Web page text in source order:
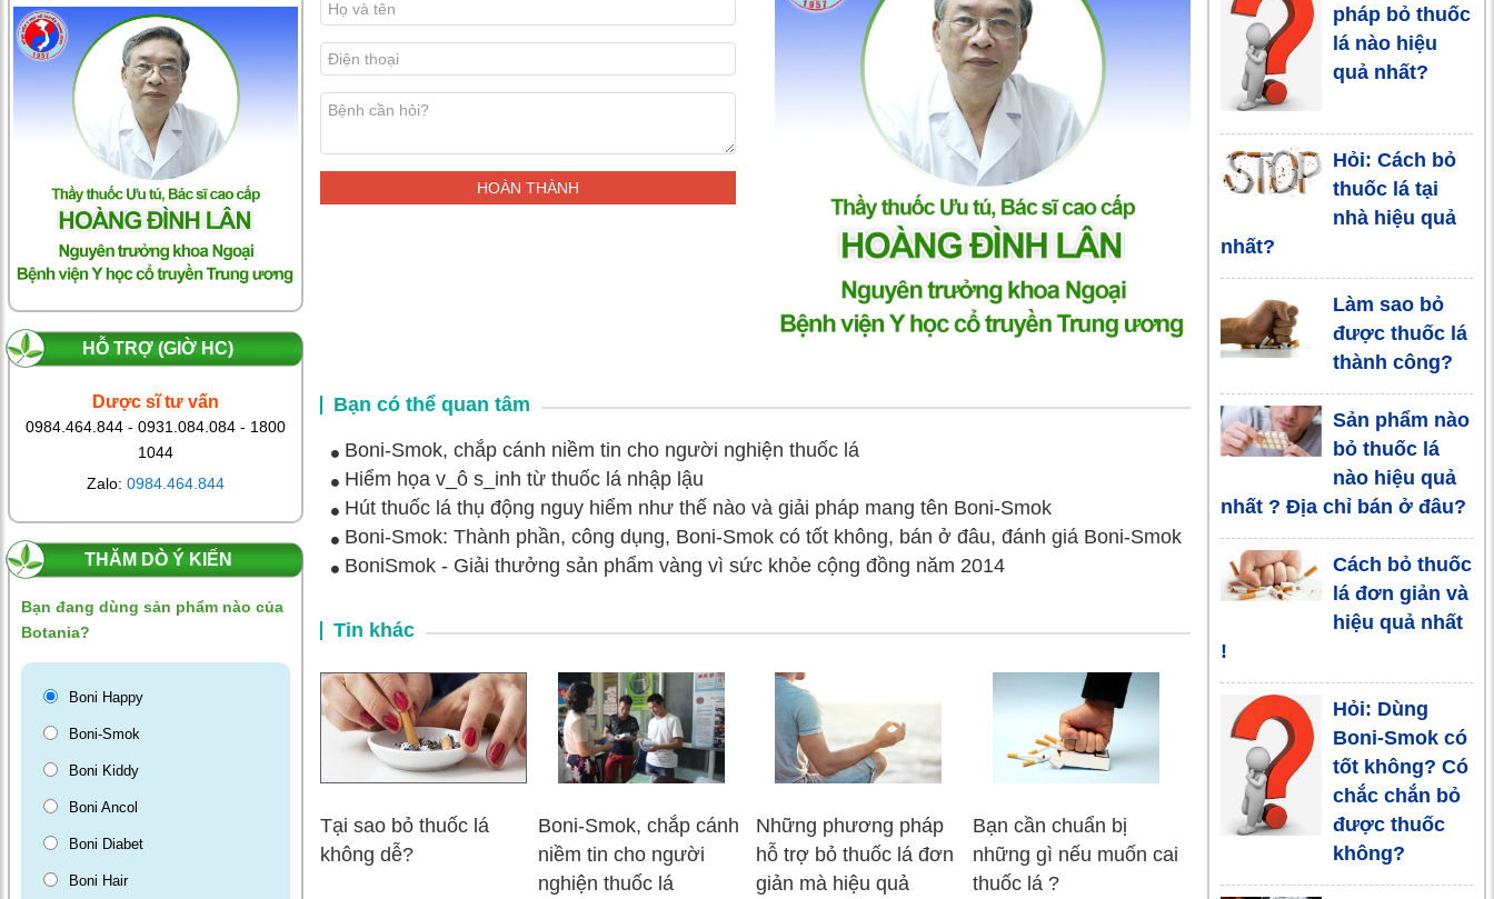
Tôi đã bỏ thuốc
lá thành công
sau 17 năm
nghiện nặng
Boni-Smok,
giải pháp bỏ
thuốc lá nhanh
chưa từng
thấy!
Phương pháp
bỏ thuốc lá
hiệu quả nhất
từ thiên nhiên,
không tái
Bất ngờ với
phương pháp
bỏ thuốc lá của
Nhờ BoniSmok
tôi đã bỏ được
HỖ TRỢ (GIỜ HC)
Dược sĩ tư vấn
0984.464.844 - 0931.084.084 - 1800
1044
Zalo: 0984.464.844
THĂM DÒ Ý KIẾN
Bạn đang dùng sản phẩm nào của
Botania?
Boni Happy
Boni-Smok
Boni Kiddy
Boni Ancol
Boni Diabet
Boni Hair
HOÀN THÀNH
Bạn có thể quan tâm
Boni-Smok, chắp cánh niềm tin cho người nghiện thuốc lá
Hiểm họa v_ô s_inh từ thuốc lá nhập lậu
Hút thuốc lá thụ động nguy hiểm như thế nào và giải pháp mang tên Boni-Smok
Boni-Smok: Thành phần, công dụng, Boni-Smok có tốt không, bán ở đâu, đánh giá Boni-Smok
BoniSmok - Giải thưởng sản phẩm vàng vì sức khỏe cộng đồng năm 2014
Tin khác
Tại sao bỏ thuốc lá
không dễ?
Boni-Smok, chắp cánh
niềm tin cho người
nghiện thuốc lá
Những phương pháp
hỗ trợ bỏ thuốc lá đơn
giản mà hiệu quả
Bạn cần chuẩn bị
những gì nếu muốn cai
thuốc lá ?
không? Giải
pháp giúp bỏ
thuốc lá an toàn và hiệu
quả
5 bước bỏ
thuốc lá hiệu
quả, đơn giản,
an toàn
Những triệu
chứng khó
chịu cần phải
vượt qua để cai thuốc lá
thành công
TOP 4 loại sản
phẩm giúp bỏ
thuốc lá hiệu
quả nhất hiện nay
Những
hỗ trợ bỏ
thuốc lá đơn giản mà hiệu
quả
Tại sao phải
bỏ thuốc lá ?
7 Tác hại
khủng khiếp
pháp bỏ thuốc
lá nào hiệu
quả nhất?
Hỏi: Cách bỏ
thuốc lá tại
nhà hiệu quả
nhất?
Làm sao bỏ
được thuốc lá
thành công?
Sản phẩm nào
bỏ thuốc lá
nào hiệu quả
nhất ? Địa chỉ bán ở đâu?
Cách bỏ thuốc
lá đơn giản và
hiệu quả nhất
!
Hỏi: Dùng
Boni-Smok có
tốt không? Có
chắc chắn bỏ
được thuốc
không?